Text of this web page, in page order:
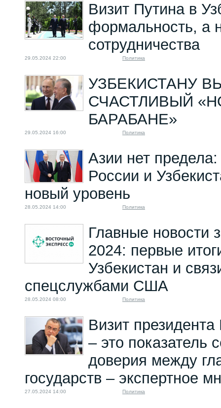
Визит Путина в
формальность, а
сотрудничества
29.05.2024 22:00 Политика
УЗБЕКИСТАНУ
СЧАСТЛИВЫЙ
БАРАБАНЕ»
29.05.2024 16:00 Политика
Азии нет предела:
России и
новый уровень
28.05.2024 14:00 Политика
Главные новости
2024: первые
Узбекистан и
спецслужбами США
28.05.2024 08:00 Политика
Визит
– это показатель
доверия между
государств – экспертное
27.05.2024 14:00 Политика